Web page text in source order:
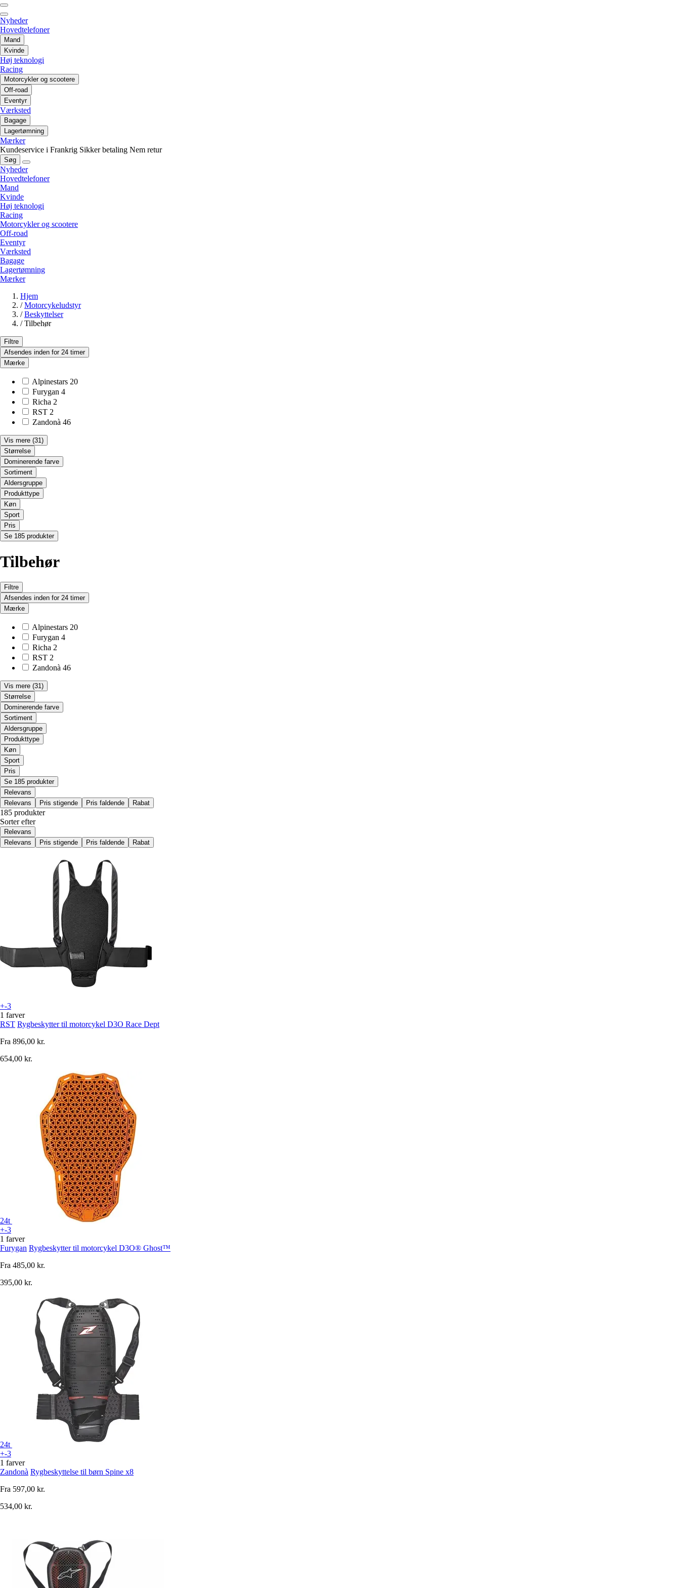
Nyheder
Hovedtelefoner
Mand
Kvinde
Høj teknologi
Racing
Motorcykler og scootere
Off-road
Eventyr
Værksted
Bagage
Lagertømning
Mærker
Kundeservice i Frankrig Sikker betaling Nem retur
Søg
Nyheder
Hovedtelefoner
Mand
Kvinde
Høj teknologi
Racing
Motorcykler og scootere
Off-road
Eventyr
Værksted
Bagage
Lagertømning
Mærker
Hjem
/ Motorcykeludstyr
/ Beskyttelser
/ Tilbehør
Filtre
Afsendes inden for 24 timer
Mærke
Alpinestars 20
Furygan 4
Richa 2
RST 2
Zandonà 46
Vis mere (31)
Størrelse
Dominerende farve
Sortiment
Aldersgruppe
Produkttype
Køn
Sport
Pris
Se 185 produkter
Tilbehør
Filtre
Afsendes inden for 24 timer
Mærke
Alpinestars 20
Furygan 4
Richa 2
RST 2
Zandonà 46
Vis mere (31)
Størrelse
Dominerende farve
Sortiment
Aldersgruppe
Produkttype
Køn
Sport
Pris
Se 185 produkter
Relevans
Relevans
Pris stigende Pris faldende Rabat
185 produkter
Sorter efter
Relevans
Relevans
Pris stigende Pris faldende Rabat
+-3
1 farver
RST Rygbeskytter til motorcykel D3O Race Dept
Fra 896,00 kr.
654,00 kr.
24t
+-3
1 farver
Furygan Rygbeskytter til motorcykel D3O® Ghost™
Fra 485,00 kr.
395,00 kr.
24t
+-3
1 farver
Zandonà Rygbeskyttelse til børn Spine x8
Fra 597,00 kr.
534,00 kr.